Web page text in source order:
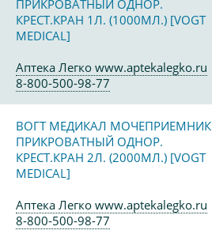
ПРИКРОВАТНЫЙ ОДНОР.
КРЕСТ.КРАН 1Л. (1000МЛ.) [VOGT
MEDICAL]
Аптека Легко www.aptekalegko.ru
8-800-500-98-77
ВОГТ МЕДИКАЛ МОЧЕПРИЕМНИК
ПРИКРОВАТНЫЙ ОДНОР.
КРЕСТ.КРАН 2Л. (2000МЛ.) [VOGT
MEDICAL]
Аптека Легко www.aptekalegko.ru
8-800-500-98-77